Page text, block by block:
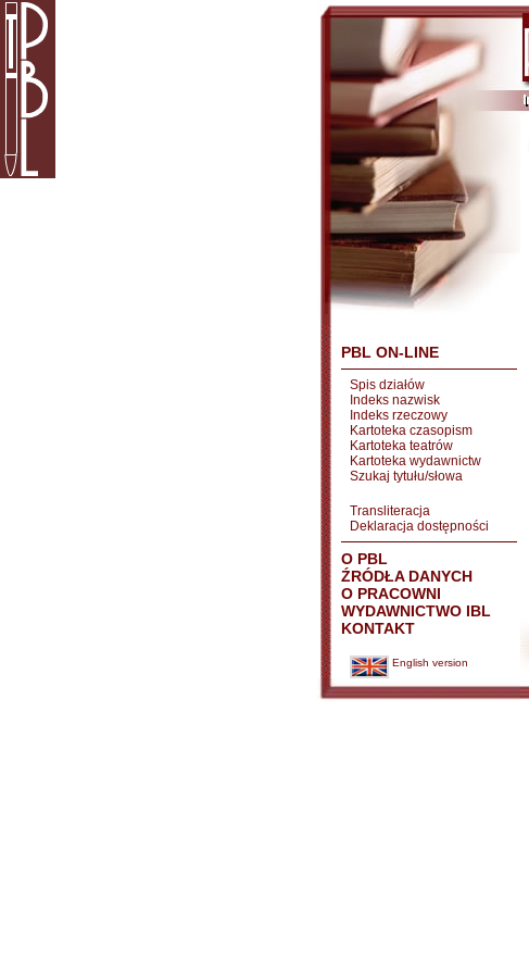
PBL ON-LINE
Spis działów
Indeks nazwisk
Indeks rzeczowy
Kartoteka czasopism
Kartoteka teatrów
Kartoteka wydawnictw
Szukaj tytułu/słowa
Transliteracja
Deklaracja dostępności
O PBL
ŹRÓDŁA DANYCH
O PRACOWNI
WYDAWNICTWO IBL
KONTAKT
English version